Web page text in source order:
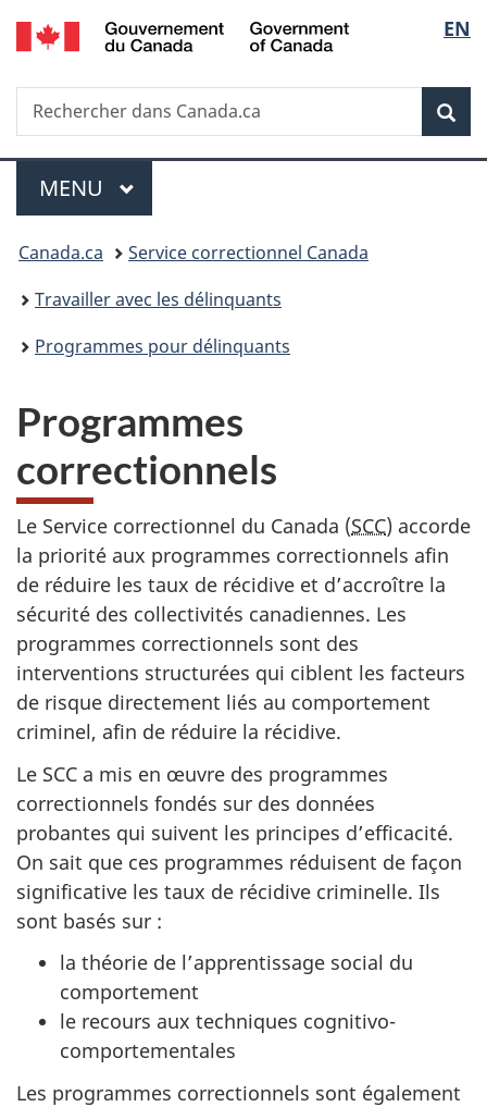
Passer
au
principal
Passer
à
Au
du
Passer
à
version
simplifiée
de
la
EN
Recherche
Rechercher
dans
Menu
MENU PRINCIPAL
Vous
êtes
ici :
Canada.ca
Service correctionnel Canada
Travailler avec les délinquants
Programmes pour délinquants
Programmes
correctionnels
Le Service correctionnel du Canada (SCC) accorde
la priorité aux programmes correctionnels afin
de réduire les taux de récidive et d’accroître la
sécurité des collectivités canadiennes. Les
programmes correctionnels sont des
interventions structurées qui ciblent les facteurs
de risque directement liés au comportement
criminel, afin de réduire la récidive.
Le SCC a mis en œuvre des programmes
correctionnels fondés sur des données
probantes qui suivent les principes d’efficacité.
On sait que ces programmes réduisent de façon
significative les taux de récidive criminelle. Ils
sont basés sur :
la théorie de l’apprentissage social du
comportement
le recours aux techniques cognitivo-
comportementales
Les programmes correctionnels sont également